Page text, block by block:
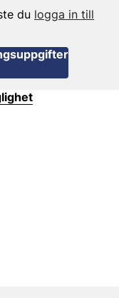
du logga in till